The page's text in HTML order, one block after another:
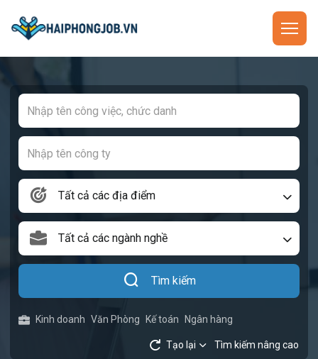
Tất cả các địa điểm
Tất cả các ngành nghề
Tìm kiếm
Kinh doanh Văn Phòng Kế toán Ngân hàng
Tạo lại Tìm kiếm nâng cao